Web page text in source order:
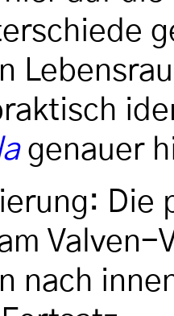
genauer
Die
nach